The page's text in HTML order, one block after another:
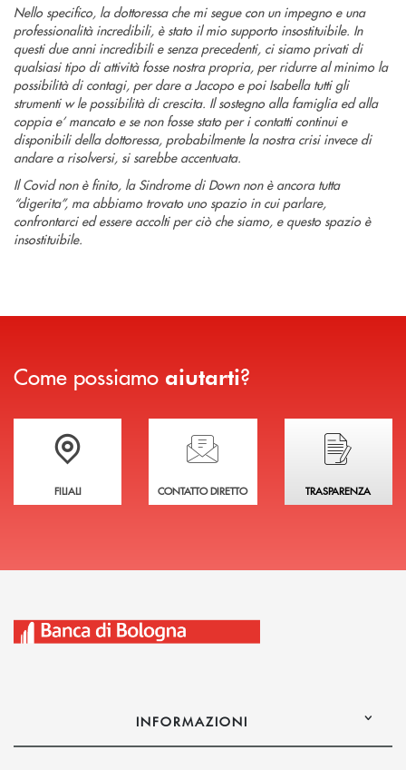
Nello specifico, la dottoressa che mi segue con un impegno e una
professionalità incredibili, è stato il mio supporto insostituibile. In
questi due anni incredibili e senza precedenti, ci siamo privati di
qualsiasi tipo di attività fosse nostra propria, per ridurre al minimo la
possibilità di contagi, per dare a Jacopo e poi Isabella tutti gli
strumenti w le possibilità di crescita. Il sostegno alla famiglia ed alla
coppia e’ mancato e se non fosse stato per i contatti continui e
disponibili della dottoressa, probabilmente la nostra crisi invece di
andare a risolversi, si sarebbe accentuata.
Il Covid non è finito, la Sindrome di Down non è ancora tutta
“digerita”, ma abbiamo trovato uno spazio in cui parlare,
confrontarci ed essere accolti per ciò che siamo, e questo spazio è
insostituibile.
Come possiamo aiutarti?
Trova la filiale più vicina a te
FILIALI
Hai bisogno di assistenza immediata?
CONTATTO DIRETTO
Hai bisogno di
TRASPARENZA
INFORMAZIONI